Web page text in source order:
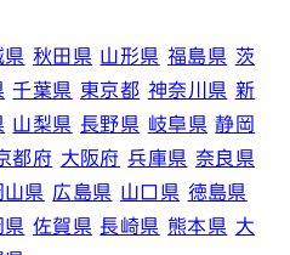
県 秋田県 山形県 福島県 茨
千葉県 東京都 神奈川県 新
山梨県 長野県 岐阜県 静岡
都府 大阪府 兵庫県 奈良県
山県 広島県 山口県 徳島県
県 佐賀県 長崎県 熊本県 大